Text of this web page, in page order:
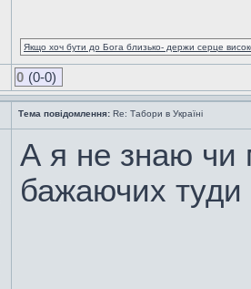
Якщо хоч бути до Бога близько- держи серце
0 (0-0)
Тема повідомлення: Re: Табори в Україні
А я не знаю чи
бажаючих туди